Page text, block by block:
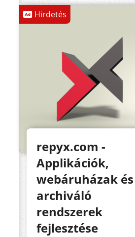
Hirdetés
repyx.com -
Applikációk,
webáruházak és
archiváló
rendszerek
fejlesztése